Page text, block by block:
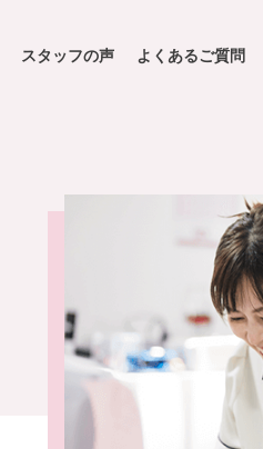
スタッフの声 よくあるご質問